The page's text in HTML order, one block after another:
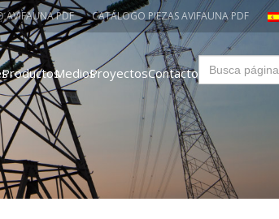
AVIFAUNA PDF CATÁLOGO PIEZAS AVIFAUNA PDF
ProductosMediosProyectosContacto
Buscar: